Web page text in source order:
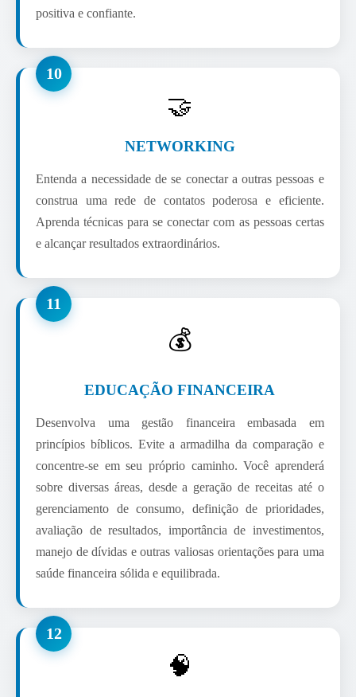
positiva e confiante.
10
🤝
NETWORKING
Entenda a necessidade de se conectar a outras pessoas e
construa uma rede de contatos poderosa e eficiente.
Aprenda técnicas para se conectar com as pessoas certas
e alcançar resultados extraordinários.
11
💰
EDUCAÇÃO FINANCEIRA
Desenvolva uma gestão financeira embasada em
princípios bíblicos. Evite a armadilha da comparação e
concentre-se em seu próprio caminho. Você aprenderá
sobre diversas áreas, desde a geração de receitas até o
gerenciamento de consumo, definição de prioridades,
avaliação de resultados, importância de investimentos,
manejo de dívidas e outras valiosas orientações para uma
saúde financeira sólida e equilibrada.
12
🧠